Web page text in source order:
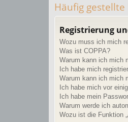
ug
Häufig gestellte
Registrierung
Wozu muss ich mich
Was ist COPPA?
Warum kann ich mich
Ich habe mich
Warum kann ich mich
Ich habe mich vor
Ich habe mein
Warum werde ich
Wozu ist die Funktion